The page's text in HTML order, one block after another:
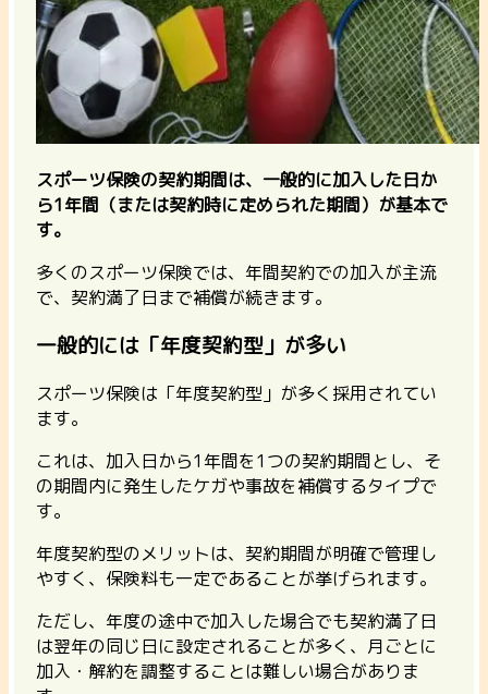
スポーツ保険の契約期間は、一般的に加入した日か
ら1年間（または契約時に定められた期間）が基本で
す。
多くのスポーツ保険では、年間契約での加入が主流
で、契約満了日まで補償が続きます。
一般的には「年度契約型」が多い
スポーツ保険は「年度契約型」が多く採用されてい
ます。
これは、加入日から1年間を1つの契約期間とし、そ
の期間内に発生したケガや事故を補償するタイプで
す。
年度契約型のメリットは、契約期間が明確で管理し
やすく、保険料も一定であることが挙げられます。
ただし、年度の途中で加入した場合でも契約満了日
は翌年の同じ日に設定されることが多く、月ごとに
加入・解約を調整することは難しい場合がありま